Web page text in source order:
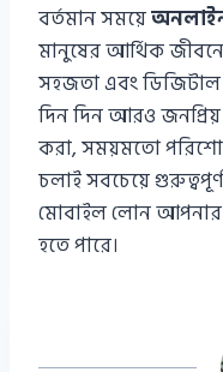
বর্তমান সময়ে
মানুষের আর্থিক
সহজতা এবং ডিজিটাল
দিন দিন আরও জনপ্রিয়
করা, সময়মতো
চলাই সবচেয়ে
মোবাইল লোন আপনার
হতে পারে।